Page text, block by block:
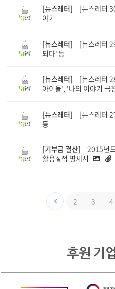
[뉴스레터]
[뉴스레터
야기
[뉴스레터]
[뉴스레터
되다' 등
[뉴스레터]
[뉴스레터
아이들', '나의 이야기 극
[뉴스레터]
[뉴스레터
등
[기부금 결산]
2015년
활용실적 명세서
2 3 4
후원 기